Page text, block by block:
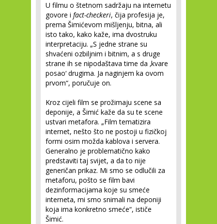
U filmu o štetnom sadržaju na internetu
govore i fact-checkeri, čija profesija je,
prema Šimićevom mišljenju, bitna, ali
isto tako, kako kaže, ima dvostruku
interpretaciju. „S jedne strane su
shvaćeni ozbiljnim i bitnim, a s druge
strane ih se nipodaštava time da ‚kvare
posao‘ drugima. Ja naginjem ka ovom
prvom“, poručuje on.
Kroz cijeli film se prožimaju scene sa
deponije, a Šimić kaže da su te scene
ustvari metafora. „Film tematizira
internet, nešto što ne postoji u fizičkoj
formi osim možda kablova i servera.
Generalno je problematično kako
predstaviti taj svijet, a da to nije
generičan prikaz. Mi smo se odlučili za
metaforu, pošto se film bavi
dezinformacijama koje su smeće
interneta, mi smo snimali na deponiji
koja ima konkretno smeće“, ističe
Šimić.